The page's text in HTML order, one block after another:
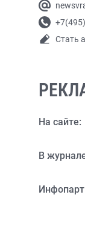
Стать
На сайте:
В